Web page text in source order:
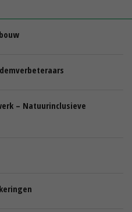
– Natuurinclusieve